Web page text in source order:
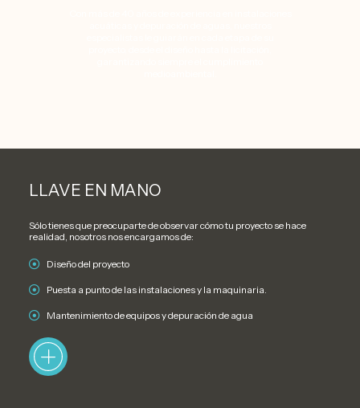
LLAVE EN MANO
Sólo tienes que preocuparte de observar cómo tu proyecto se hace
realidad, nosotros nos encargamos de:
Diseño del proyecto
Puesta a punto de las instalaciones y la maquinaria.
Mantenimiento de equipos y depuración de agua